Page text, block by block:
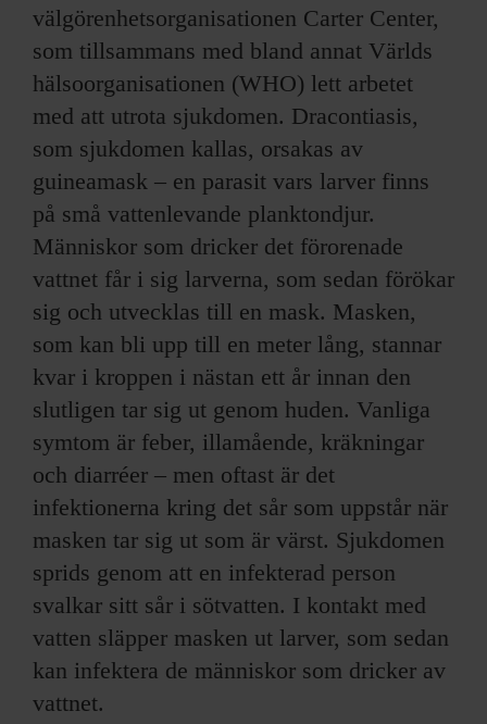
välgörenhetsorganisationen Carter Center,
som tillsammans med bland annat Världs
hälsoorganisationen (WHO) lett arbetet
med att utrota sjukdomen. Dracontiasis,
som sjukdomen kallas, orsakas av
guineamask – en parasit vars larver finns
på små vattenlevande planktondjur.
Människor som dricker det förorenade
vattnet får i sig larverna, som sedan förökar
sig och utvecklas till en mask. Masken,
som kan bli upp till en meter lång, stannar
kvar i kroppen i nästan ett år innan den
slutligen tar sig ut genom huden. Vanliga
symtom är feber, illamående, kräkningar
och diarréer – men oftast är det
infektionerna kring det sår som uppstår när
masken tar sig ut som är värst. Sjukdomen
sprids genom att en infekterad person
svalkar sitt sår i sötvatten. I kontakt med
vatten släpper masken ut larver, som sedan
kan infektera de människor som dricker av
vattnet.